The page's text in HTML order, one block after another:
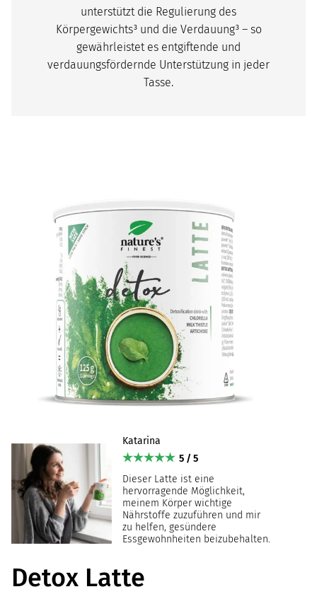
unterstützt die Regulierung des
Körpergewichts³ und die Verdauung³ – so
gewährleistet es entgiftende und
verdauungsfördernde Unterstützung in jeder
Tasse.
Katarina
5 / 5
Dieser Latte ist eine
hervorragende Möglichkeit,
meinem Körper wichtige
Nährstoffe zuzuführen und mir
zu helfen, gesündere
Essgewohnheiten beizubehalten.
Detox Latte